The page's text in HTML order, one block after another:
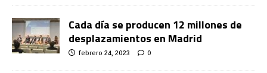
Cada día se producen 12 millones de
desplazamientos en Madrid
febrero 24, 2023 0